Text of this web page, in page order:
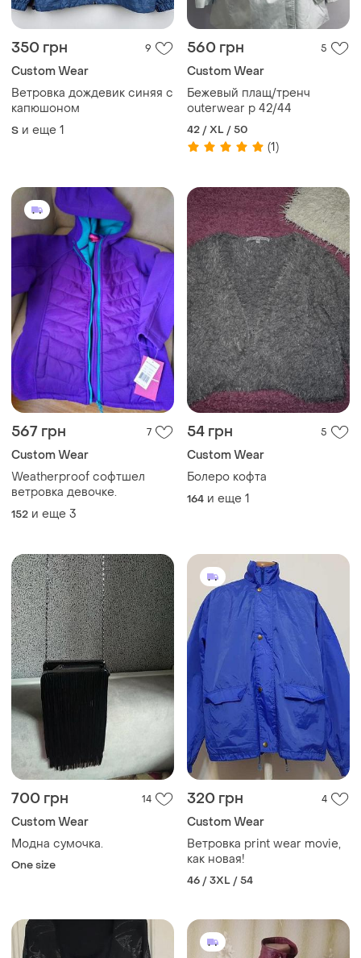
350 грн 9
Сustom Wear
Ветровка дождевик синяя с
капюшоном
S и еще 1
560 грн 5
Сustom Wear
Бежевый плащ/тренч
outerwear p 42/44
42 / XL / 50
(1)
567 грн 7
Сustom Wear
Weatherproof софтшел
ветровка девочке.
152 и еще 3
54 грн 5
Сustom Wear
Болеро кофта
164 и еще 1
700 грн 14
Сustom Wear
Модна сумочка.
One size
320 грн 4
Сustom Wear
Ветровка print wear movie,
как новая!
46 / 3XL / 54